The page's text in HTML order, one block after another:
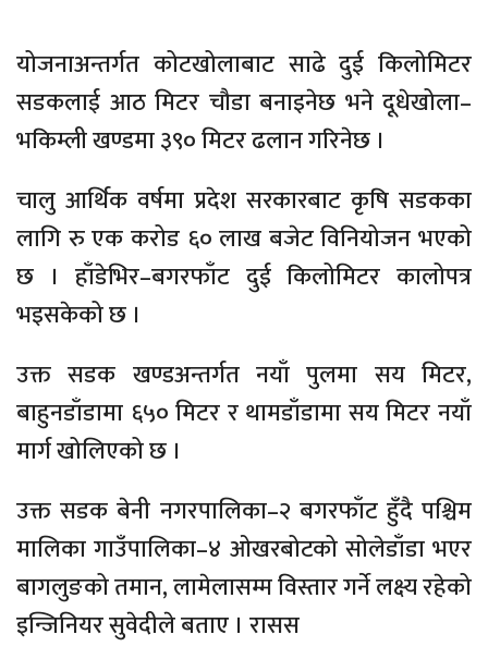
योजनाअन्तर्गत कोटखोलाबाट साढे दुई किलोमिटर
सडकलाई आठ मिटर चौडा बनाइनेछ भने दूधेखोला–
भकिम्ली खण्डमा ३९० मिटर ढलान गरिनेछ ।
चालु आर्थिक वर्षमा प्रदेश सरकारबाट कृषि सडकका
लागि रु एक करोड ६० लाख बजेट विनियोजन भएको
छ । हाँडेभिर–बगरफाँट दुई किलोमिटर कालोपत्र
भइसकेको छ ।
उक्त सडक खण्डअन्तर्गत नयाँ पुलमा सय मिटर,
बाहुनडाँडामा ६५० मिटर र थामडाँडामा सय मिटर नयाँ
मार्ग खोलिएको छ ।
उक्त सडक बेनी नगरपालिका–२ बगरफाँट हुँदै पश्चिम
मालिका गाउँपालिका–४ ओखरबोटको सोलेडाँडा भएर
बागलुङको तमान, लामेलासम्म विस्तार गर्ने लक्ष्य रहेको
इन्जिनियर सुवेदीले बताए । रासस